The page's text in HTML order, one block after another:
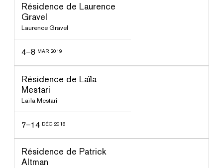
Résidence de Laurence
Gravel
Laurence Gravel
4–8 MAR 2019
Résidence de Laïla
Mestari
Laïla Mestari
7–14 DÉC 2018
Résidence de Patrick
Altman